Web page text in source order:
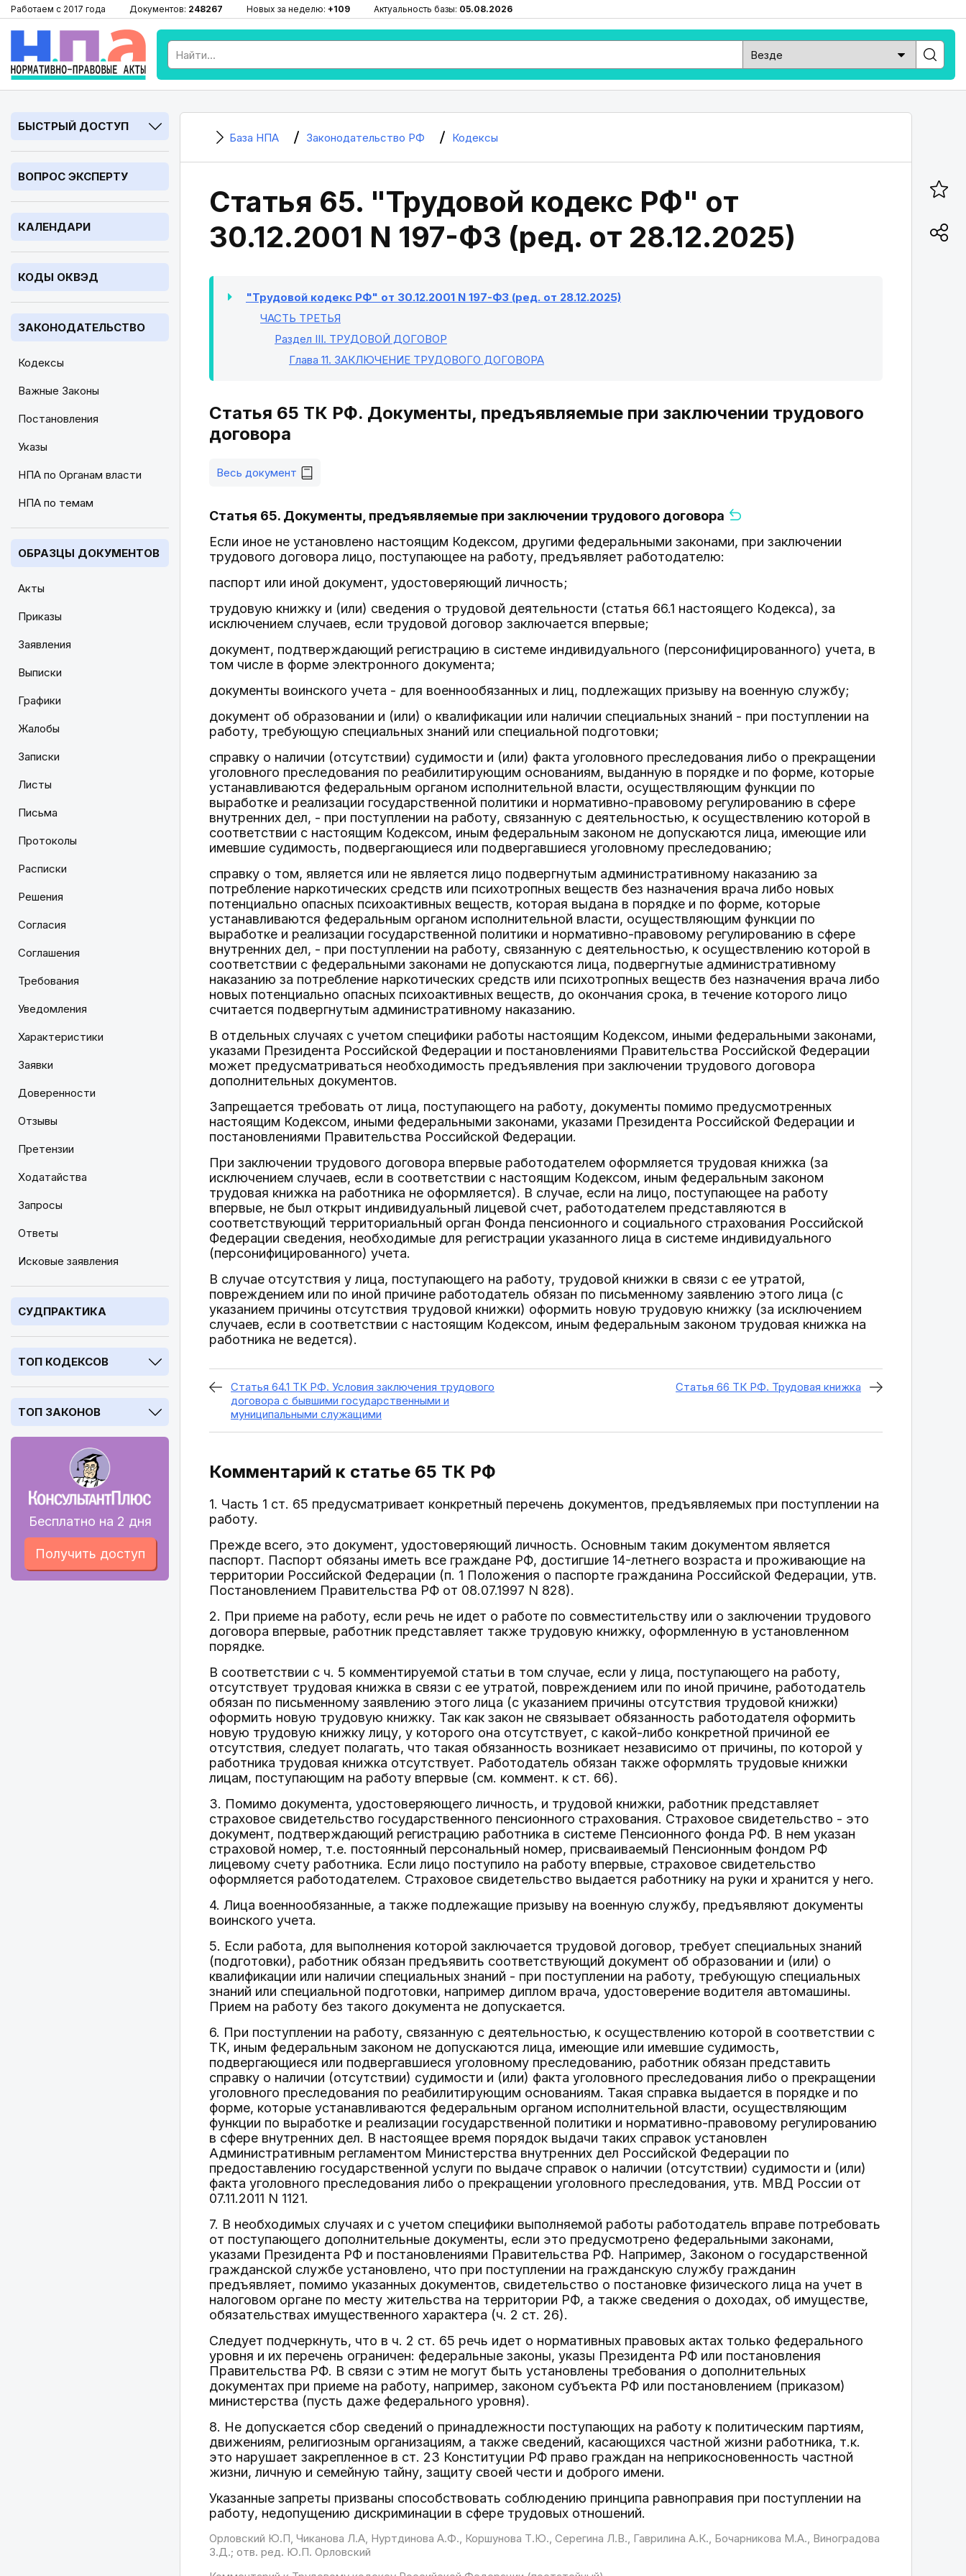
Работаем с 2017 года Документов: 248267 Новых за неделю: +109 Актуальность базы: 05.08.2026
БЫСТРЫЙ ДОСТУП
ВОПРОС ЭКСПЕРТУ
КАЛЕНДАРИ
КОДЫ ОКВЭД
ЗАКОНОДАТЕЛЬСТВО
Кодексы
Важные Законы
Постановления
Указы
НПА по Органам власти
НПА по темам
ОБРАЗЦЫ ДОКУМЕНТОВ
Акты
Приказы
Заявления
Выписки
Графики
Жалобы
Записки
Листы
Письма
Протоколы
Расписки
Решения
Согласия
Соглашения
Требования
Уведомления
Характеристики
Заявки
Доверенности
Отзывы
Претензии
Ходатайства
Запросы
Ответы
Исковые заявления
СУДПРАКТИКА
ТОП КОДЕКСОВ
ТОП ЗАКОНОВ
Бесплатно на 2 дня
Получить доступ
База НПА Законодательство РФ Кодексы
Статья 65. "Трудовой кодекс РФ" от
30.12.2001 N 197-ФЗ (ред. от 28.12.2025)
"Трудовой кодекс РФ" от 30.12.2001 N 197-ФЗ (ред. от 28.12.2025)
ЧАСТЬ ТРЕТЬЯ
Раздел III. ТРУДОВОЙ ДОГОВОР
Глава 11. ЗАКЛЮЧЕНИЕ ТРУДОВОГО ДОГОВОРА
Статья 65 ТК РФ. Документы, предъявляемые при заключении трудового
договора
Весь документ
Статья 65. Документы, предъявляемые при заключении трудового договора
Если иное не установлено настоящим Кодексом, другими федеральными законами, при заключении
трудового договора лицо, поступающее на работу, предъявляет работодателю:
паспорт или иной документ, удостоверяющий личность;
трудовую книжку и (или) сведения о трудовой деятельности (статья 66.1 настоящего Кодекса), за
исключением случаев, если трудовой договор заключается впервые;
документ, подтверждающий регистрацию в системе индивидуального (персонифицированного) учета, в
том числе в форме электронного документа;
документы воинского учета - для военнообязанных и лиц, подлежащих призыву на военную службу;
документ об образовании и (или) о квалификации или наличии специальных знаний - при поступлении на
работу, требующую специальных знаний или специальной подготовки;
справку о наличии (отсутствии) судимости и (или) факта уголовного преследования либо о прекращении
уголовного преследования по реабилитирующим основаниям, выданную в порядке и по форме, которые
устанавливаются федеральным органом исполнительной власти, осуществляющим функции по
выработке и реализации государственной политики и нормативно-правовому регулированию в сфере
внутренних дел, - при поступлении на работу, связанную с деятельностью, к осуществлению которой в
соответствии с настоящим Кодексом, иным федеральным законом не допускаются лица, имеющие или
имевшие судимость, подвергающиеся или подвергавшиеся уголовному преследованию;
справку о том, является или не является лицо подвергнутым административному наказанию за
потребление наркотических средств или психотропных веществ без назначения врача либо новых
потенциально опасных психоактивных веществ, которая выдана в порядке и по форме, которые
устанавливаются федеральным органом исполнительной власти, осуществляющим функции по
выработке и реализации государственной политики и нормативно-правовому регулированию в сфере
внутренних дел, - при поступлении на работу, связанную с деятельностью, к осуществлению которой в
соответствии с федеральными законами не допускаются лица, подвергнутые административному
наказанию за потребление наркотических средств или психотропных веществ без назначения врача либо
новых потенциально опасных психоактивных веществ, до окончания срока, в течение которого лицо
считается подвергнутым административному наказанию.
В отдельных случаях с учетом специфики работы настоящим Кодексом, иными федеральными законами,
указами Президента Российской Федерации и постановлениями Правительства Российской Федерации
может предусматриваться необходимость предъявления при заключении трудового договора
дополнительных документов.
Запрещается требовать от лица, поступающего на работу, документы помимо предусмотренных
настоящим Кодексом, иными федеральными законами, указами Президента Российской Федерации и
постановлениями Правительства Российской Федерации.
При заключении трудового договора впервые работодателем оформляется трудовая книжка (за
исключением случаев, если в соответствии с настоящим Кодексом, иным федеральным законом
трудовая книжка на работника не оформляется). В случае, если на лицо, поступающее на работу
впервые, не был открыт индивидуальный лицевой счет, работодателем представляются в
соответствующий территориальный орган Фонда пенсионного и социального страхования Российской
Федерации сведения, необходимые для регистрации указанного лица в системе индивидуального
(персонифицированного) учета.
В случае отсутствия у лица, поступающего на работу, трудовой книжки в связи с ее утратой,
повреждением или по иной причине работодатель обязан по письменному заявлению этого лица (с
указанием причины отсутствия трудовой книжки) оформить новую трудовую книжку (за исключением
случаев, если в соответствии с настоящим Кодексом, иным федеральным законом трудовая книжка на
работника не ведется).
Статья 64.1 ТК РФ. Условия заключения трудового
договора с бывшими государственными и
муниципальными служащими
Статья 66 ТК РФ. Трудовая книжка
Комментарий к статье 65 ТК РФ
1. Часть 1 ст. 65 предусматривает конкретный перечень документов, предъявляемых при поступлении на
работу.
Прежде всего, это документ, удостоверяющий личность. Основным таким документом является
паспорт. Паспорт обязаны иметь все граждане РФ, достигшие 14-летнего возраста и проживающие на
территории Российской Федерации (п. 1 Положения о паспорте гражданина Российской Федерации, утв.
Постановлением Правительства РФ от 08.07.1997 N 828).
2. При приеме на работу, если речь не идет о работе по совместительству или о заключении трудового
договора впервые, работник представляет также трудовую книжку, оформленную в установленном
порядке.
В соответствии с ч. 5 комментируемой статьи в том случае, если у лица, поступающего на работу,
отсутствует трудовая книжка в связи с ее утратой, повреждением или по иной причине, работодатель
обязан по письменному заявлению этого лица (с указанием причины отсутствия трудовой книжки)
оформить новую трудовую книжку. Так как закон не связывает обязанность работодателя оформить
новую трудовую книжку лицу, у которого она отсутствует, с какой-либо конкретной причиной ее
отсутствия, следует полагать, что такая обязанность возникает независимо от причины, по которой у
работника трудовая книжка отсутствует. Работодатель обязан также оформлять трудовые книжки
лицам, поступающим на работу впервые (см. коммент. к ст. 66).
3. Помимо документа, удостоверяющего личность, и трудовой книжки, работник представляет
страховое свидетельство государственного пенсионного страхования. Страховое свидетельство - это
документ, подтверждающий регистрацию работника в системе Пенсионного фонда РФ. В нем указан
страховой номер, т.е. постоянный персональный номер, присваиваемый Пенсионным фондом РФ
лицевому счету работника. Если лицо поступило на работу впервые, страховое свидетельство
оформляется работодателем. Страховое свидетельство выдается работнику на руки и хранится у него.
4. Лица военнообязанные, а также подлежащие призыву на военную службу, предъявляют документы
воинского учета.
5. Если работа, для выполнения которой заключается трудовой договор, требует специальных знаний
(подготовки), работник обязан предъявить соответствующий документ об образовании и (или) о
квалификации или наличии специальных знаний - при поступлении на работу, требующую специальных
знаний или специальной подготовки, например диплом врача, удостоверение водителя автомашины.
Прием на работу без такого документа не допускается.
6. При поступлении на работу, связанную с деятельностью, к осуществлению которой в соответствии с
ТК, иным федеральным законом не допускаются лица, имеющие или имевшие судимость,
подвергающиеся или подвергавшиеся уголовному преследованию, работник обязан представить
справку о наличии (отсутствии) судимости и (или) факта уголовного преследования либо о прекращении
уголовного преследования по реабилитирующим основаниям. Такая справка выдается в порядке и по
форме, которые устанавливаются федеральным органом исполнительной власти, осуществляющим
функции по выработке и реализации государственной политики и нормативно-правовому регулированию
в сфере внутренних дел. В настоящее время порядок выдачи таких справок установлен
Административным регламентом Министерства внутренних дел Российской Федерации по
предоставлению государственной услуги по выдаче справок о наличии (отсутствии) судимости и (или)
факта уголовного преследования либо о прекращении уголовного преследования, утв. МВД России от
07.11.2011 N 1121.
7. В необходимых случаях и с учетом специфики выполняемой работы работодатель вправе потребовать
от поступающего дополнительные документы, если это предусмотрено федеральными законами,
указами Президента РФ и постановлениями Правительства РФ. Например, Законом о государственной
гражданской службе установлено, что при поступлении на гражданскую службу гражданин
предъявляет, помимо указанных документов, свидетельство о постановке физического лица на учет в
налоговом органе по месту жительства на территории РФ, а также сведения о доходах, об имуществе,
обязательствах имущественного характера (ч. 2 ст. 26).
Следует подчеркнуть, что в ч. 2 ст. 65 речь идет о нормативных правовых актах только федерального
уровня и их перечень ограничен: федеральные законы, указы Президента РФ или постановления
Правительства РФ. В связи с этим не могут быть установлены требования о дополнительных
документах при приеме на работу, например, законом субъекта РФ или постановлением (приказом)
министерства (пусть даже федерального уровня).
8. Не допускается сбор сведений о принадлежности поступающих на работу к политическим партиям,
движениям, религиозным организациям, а также сведений, касающихся частной жизни работника, т.к.
это нарушает закрепленное в ст. 23 Конституции РФ право граждан на неприкосновенность частной
жизни, личную и семейную тайну, защиту своей чести и доброго имени.
Указанные запреты призваны способствовать соблюдению принципа равноправия при поступлении на
работу, недопущению дискриминации в сфере трудовых отношений.
Орловский Ю.П, Чиканова Л.А, Нуртдинова А.Ф., Коршунова Т.Ю., Серегина Л.В., Гаврилина А.К., Бочарникова М.А., Виноградова
З.Д.; отв. ред. Ю.П. Орловский